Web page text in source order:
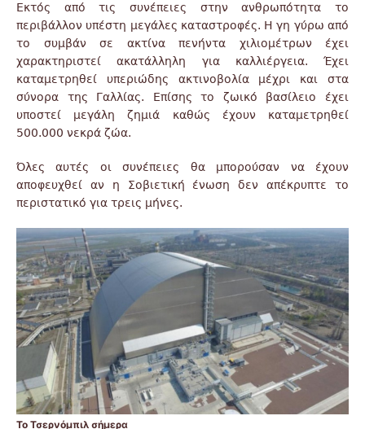
Εκτός από τις συνέπειες στην ανθρωπότητα το
περιβάλλον υπέστη μεγάλες καταστροφές. Η γη γύρω από
το συμβάν σε ακτίνα πενήντα χιλιομέτρων έχει
χαρακτηριστεί ακατάλληλη για καλλιέργεια. Έχει
καταμετρηθεί υπεριώδης ακτινοβολία μέχρι και στα
σύνορα της Γαλλίας. Επίσης το ζωικό βασίλειο έχει
υποστεί μεγάλη ζημιά καθώς έχουν καταμετρηθεί
500.000 νεκρά ζώα.
Όλες αυτές οι συνέπειες θα μπορούσαν να έχουν
αποφευχθεί αν η Σοβιετική ένωση δεν απέκρυπτε το
περιστατικό για τρεις μήνες.
Το Τσερνόμπιλ σήμερα